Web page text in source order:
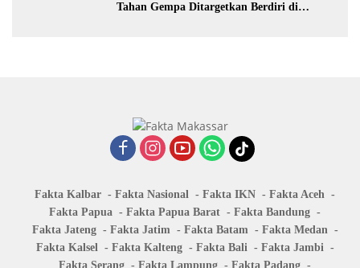
Tahan Gempa Ditargetkan Berdiri di
Fakta Kalbar Fakta Nasional Fakta IKN
Fakta Aceh
Fakta Papua
Fakta Papua Barat
Fakta Bandung
Fakta Jateng
Fakta Jatim Fakta Batam
Fakta Medan
Fakta Kalsel
Fakta Kalteng Fakta Bali
Fakta Jambi
Fakta Serang
Fakta Lampung Fakta Padang